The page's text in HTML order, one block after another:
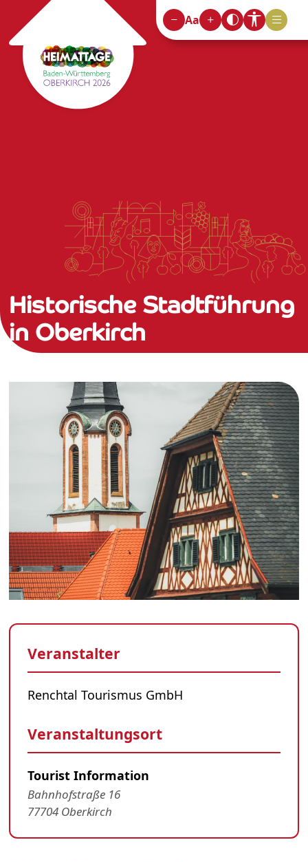
Aa
Historische Stadtführung
in Oberkirch
Veranstalter
Renchtal Tourismus GmbH
Veranstaltungsort
Tourist Information
Bahnhofstraße 16
77704 Oberkirch